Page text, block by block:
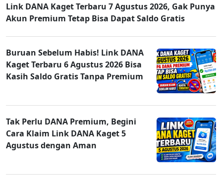
Link DANA Kaget Terbaru 7 Agustus 2026, Gak Punya
Akun Premium Tetap Bisa Dapat Saldo Gratis
Buruan Sebelum Habis! Link DANA
Kaget Terbaru 6 Agustus 2026 Bisa
Kasih Saldo Gratis Tanpa Premium
Tak Perlu DANA Premium, Begini
Cara Klaim Link DANA Kaget 5
Agustus dengan Aman